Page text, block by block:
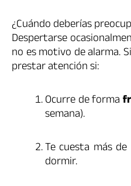
¿Cuándo deberías
Despertarse
no es motivo de alarma.
prestar atención si:
Ocurre de forma
semana).
Te cuesta más
dormir.